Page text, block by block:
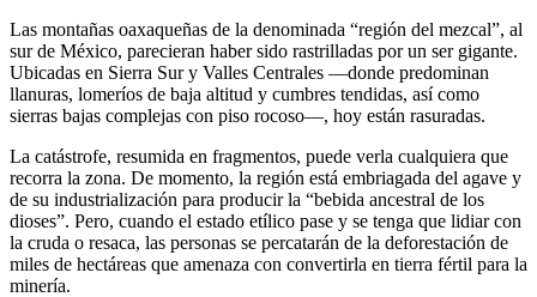
Las montañas oaxaqueñas de la denominada “región del mezcal”, al
sur de México, parecieran haber sido rastrilladas por un ser gigante.
Ubicadas en Sierra Sur y Valles Centrales —donde predominan
llanuras, lomeríos de baja altitud y cumbres tendidas, así como
sierras bajas complejas con piso rocoso—, hoy están rasuradas.
La catástrofe, resumida en fragmentos, puede verla cualquiera que
recorra la zona. De momento, la región está embriagada del agave y
de su industrialización para producir la “bebida ancestral de los
dioses”. Pero, cuando el estado etílico pase y se tenga que lidiar con
la cruda o resaca, las personas se percatarán de la deforestación de
miles de hectáreas que amenaza con convertirla en tierra fértil para la
minería.